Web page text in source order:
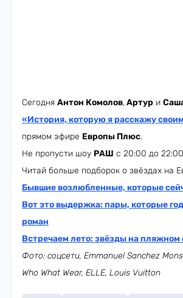
Сегодня Антон Комолов,Артур и
«История, которую я расскажу
прямом эфире Европы Плюс.
Не пропусти шоу РАШ с 20:00 до
Читай больше подборок о звёздах на
Бывшие возлюбленные, которые
Вот это выдержка: пары, которые
роман
Встречаем лето: звёзды на пляжном
Фото: соцсети, Emmanuel Sanchez
Who What Wear, ELLE, Louis Vuitton